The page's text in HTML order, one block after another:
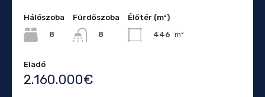
Hálószoba
8
Fürdőszoba
8
Élőtér (m²)
446 m²
Eladó
2.160.000€